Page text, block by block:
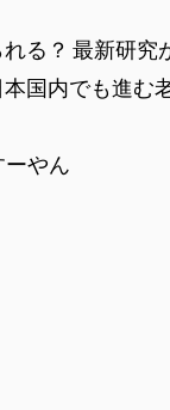
る？ 最新研究
国内でも進む
ーやん